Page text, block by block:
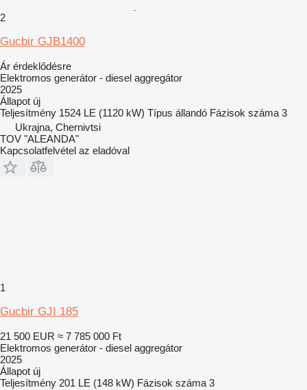
2
Gucbir GJB1400
Ár érdeklődésre
Elektromos generátor - diesel aggregátor
2025
Állapot új
Teljesítmény 1524 LE (1120 kW) Típus állandó Fázisok száma 3
Ukrajna, Chernivtsi
TOV "ALEANDA"
Kapcsolatfelvétel az eladóval
1
Gucbir GJI 185
21 500 EUR ≈ 7 785 000 Ft
Elektromos generátor - diesel aggregátor
2025
Állapot új
Teljesítmény 201 LE (148 kW) Fázisok száma 3